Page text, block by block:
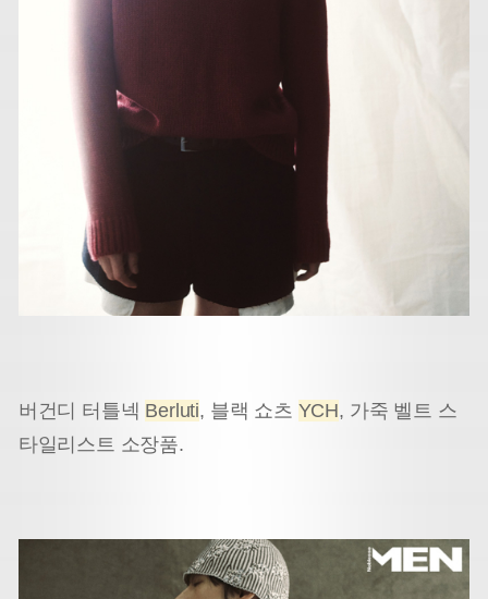
버건디 터틀넥 Berluti, 블랙 쇼츠 YCH, 가죽 벨트 스
타일리스트 소장품.